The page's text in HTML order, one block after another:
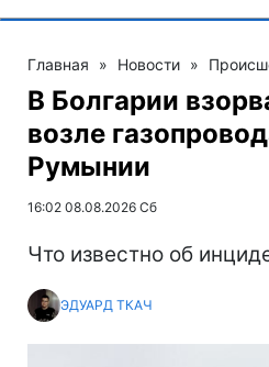
Главная » Новости »
В Болгарии
возле
Румынии
16:02 08.08.2026 Сб
Что известно об
ЭДУАРД ТКАЧ